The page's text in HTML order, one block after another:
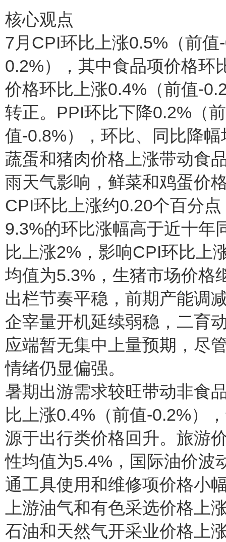
核心观点
7月CPI环比上涨0.5%（前
0.2%），其中食品项价格环
价格环比上涨0.4%（前值-
转正。PPI环比下降0.2%（
值-0.8%），环比、同比降
蔬蛋和猪肉价格上涨带动食
雨天气影响，鲜菜和鸡蛋价
CPI环比上涨约0.20个百分
9.3%的环比涨幅高于近十年
比上涨2%，影响CPI环比上
均值为5.3%，生猪市场价格
出栏节奏平稳，前期产能调
企宰量开机延续弱稳，二育
应端暂无集中上量预期，尽
情绪仍显偏强。
暑期出游需求较旺带动非食
比上涨0.4%（前值-0.2%）
源于出行类价格回升。旅游
性均值为5.4%，国际油价波
通工具使用和维修项价格小
上游油气和有色采选价格上
石油和天然气开采业价格上